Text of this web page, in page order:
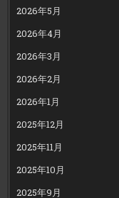
2026年5月
2026年4月
2026年3月
2026年2月
2026年1月
2025年12月
2025年11月
2025年10月
2025年9月